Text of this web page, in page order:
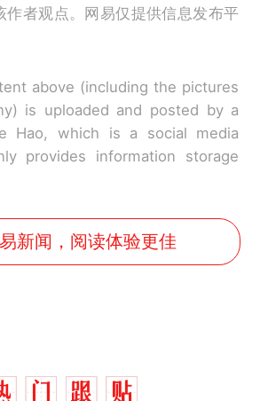
作者观点。网易仅提供信息发布平
above (including the pictures
is uploaded and posted by a
Hao, which is a social media
provides information storage
新闻，阅读体验更佳